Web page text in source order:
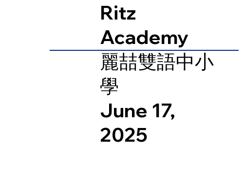
Ritz
Academy
麗喆雙語中小
學
June 17,
2025